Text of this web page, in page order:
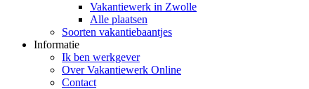
Vakantiewerk in Zwolle
Alle plaatsen
Soorten vakantiebaantjes
Informatie
Ik ben werkgever
Over Vakantiewerk Online
Contact